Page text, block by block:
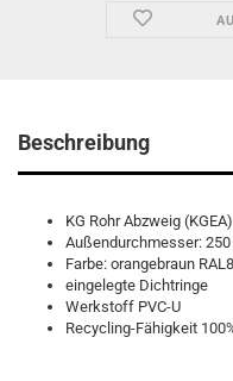
Beschreibung
KG Rohr Abzweig (KGEA)
Außendurchmesser:
Farbe: orangebraun
eingelegte Dichtringe
Werkstoff PVC-U
Recycling-Fähigkeit